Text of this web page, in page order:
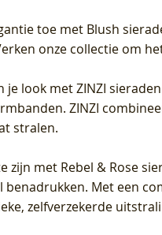
toe met Blush
onze collectie om
je look met ZINZI
ZINZI
stralen.
zijn met Rebel & Rose
Met een
zelfverzekerde